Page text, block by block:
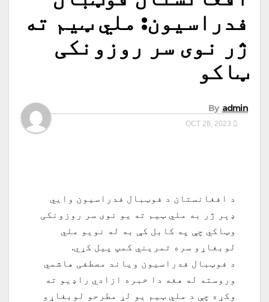
فدراسیون: ملي ټیم ته
ژر نوی سر روزونکی
ټاکو
By admin
د افغانستان د فوټبال فدراسیون وایي
ډېر ژر به ملي ټیم ته یو نوی سر روزونکی
وټاکي چې په کابل کې به له نویو ملي
لوبغاړو سره تمریني کمپ پيل کړي.
د فوټبال فدراسیون ویاند مصطفی هاشمي
وروسته له هغه دا خبره ازادي راډیو ته
وکړه چې د ملي ټيم یو لړ مطرحو لوبغاړو